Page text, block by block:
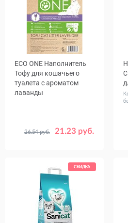
ECO ONE Наполнитель
Тофу для кошачьего
туалета с ароматом
лаванды
21.23 руб.
26.54 руб.
Объем,
6
СКИДКА